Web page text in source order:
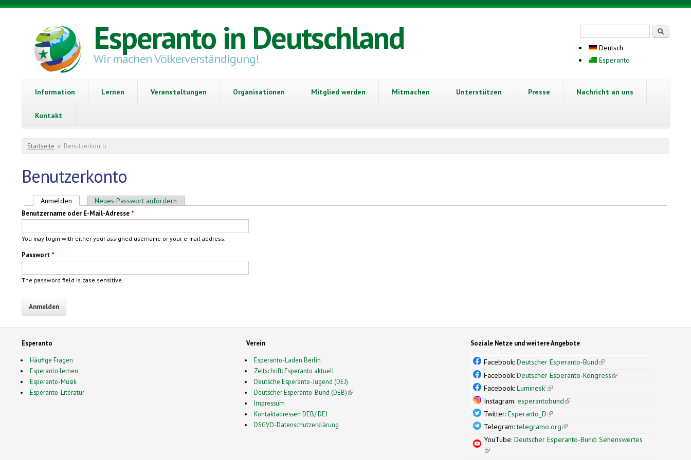
Direkt zum Inhalt
Esperanto in Deutschland
Wir machen Völkerverständigung!
Deutsch
Esperanto
Information Lernen Veranstaltungen Organisationen Mitglied werden Mitmachen Unterstützen Presse Nachricht an uns
Kontakt
Sie sind hier
Startseite » Benutzerkonto
Benutzerkonto
Haupt-Reiter
Anmelden (aktiver Reiter)
Neues Passwort anfordern
Benutzername oder E-Mail-Adresse *
You may login with either your assigned username or your e-mail address.
Passwort *
The password field is case sensitive.
Esperanto
Häufige Fragen
Esperanto lernen
Esperanto-Musik
Esperanto-Literatur
Verein
Esperanto-Laden Berlin
Zeitschrift: Esperanto aktuell
Deutsche Esperanto-Jugend (DEJ)
Deutscher Esperanto-Bund (DEB)(link is external)
Impressum
Kontaktadressen DEB/ DEJ
DSGVO-Datenschutzerklärung
Soziale Netze und weitere Angebote
Facebook:Deutscher Esperanto-Bund(link is external)
Facebook:Deutscher Esperanto-Kongress(link is external)
Facebook:Luminesk'(link is external)
Instagram:esperantobund(link is external)
Twitter:Esperanto_D(link is external)
Telegram:telegramo.org(link is external)
YouTube:Deutscher Esperanto-Bund: Sehenswertes
(link is external)